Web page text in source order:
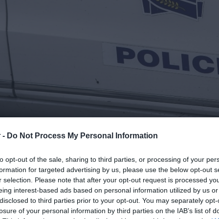
- Do Not Process My Personal Information
opt-out of the sale, sharing to third parties, or processing of your
for targeted advertising by us, please use the below opt-out
selection. Please note that after your opt-out request is processed
interest-based ads based on personal information utilized by us
to third parties prior to your opt-out. You may separately
of your personal information by third parties on the IAB’s list of
του 40χρονου Αφγανού
νεκρός στο σπίτι του στη Νάουσα
σε μια λίμνη αίματος, άγρια